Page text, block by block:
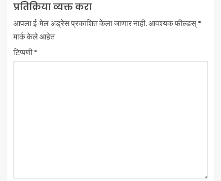
प्रतिक्रिया व्यक्त करा
आपला ई-मेल अड्रेस प्रकाशित केला जाणार नाही.आवश्यक फील्डस्*
मार्क केले आहेत
टिप्पणी*